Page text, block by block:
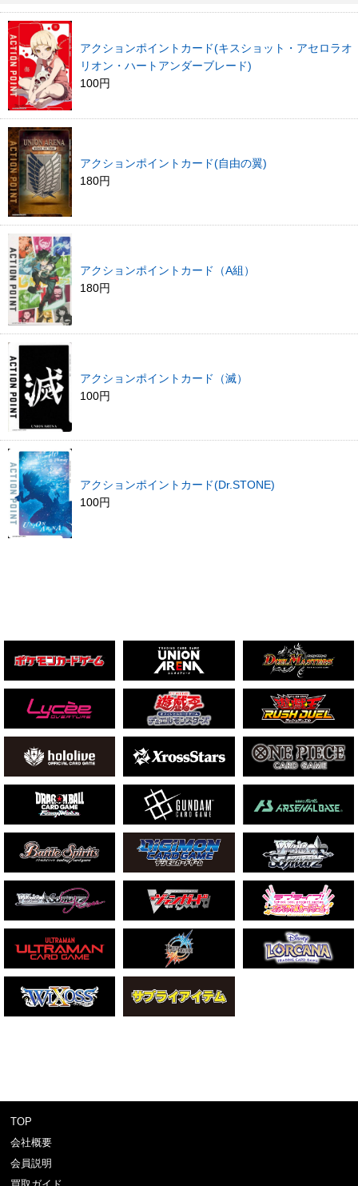
アクションポイントカード(キスショット・アセロラオ
リオン・ハートアンダーブレード)
100円
アクションポイントカード(自由の翼)
180円
アクションポイントカード（A組）
180円
アクションポイントカード（滅）
100円
アクションポイントカード(Dr.STONE)
100円
TOP
会社概要
会員説明